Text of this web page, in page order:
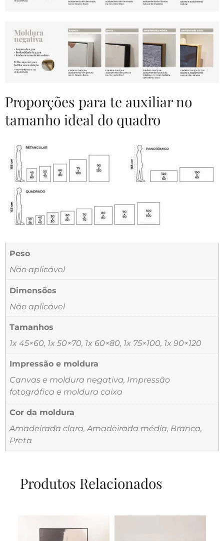
Proporções para te auxiliar no
tamanho ideal do quadro
Peso
Não aplicável
Dimensões
Não aplicável
Tamanhos
1x 45×60, 1x 50×70, 1x 60×80, 1x 75×100, 1x 90×120
Impressão e moldura
Canvas e moldura negativa, Impressão
fotográfica e moldura caixa
Cor da moldura
Amadeirada clara, Amadeirada média, Branca,
Preta
Produtos Relacionados